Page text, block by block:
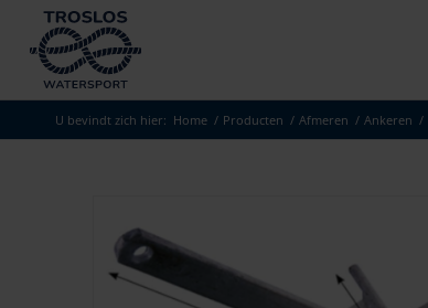
U bevindt zich hier: Home / Producten / Afmeren / Ankeren /